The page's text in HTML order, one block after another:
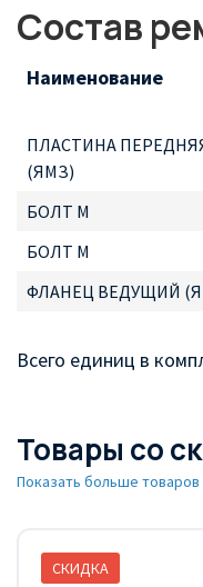
Состав
Наименование
ПЛАСТИНА
(ЯМЗ)
БОЛТ М
БОЛТ М
ФЛАНЕЦ ВЕДУЩИЙ
Всего единиц в
Товары со
Показать больше товаров
СКИДКА